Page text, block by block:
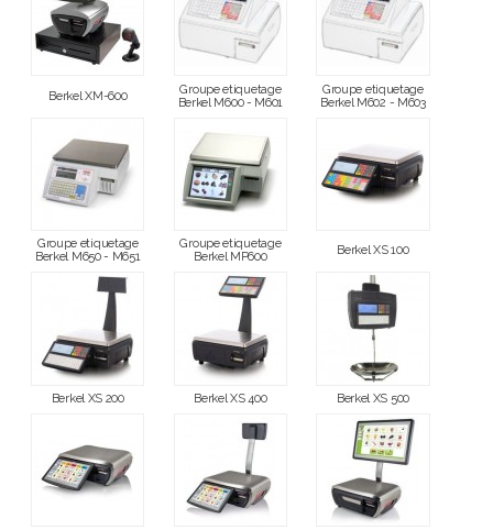
Berkel XM-600
Groupe etiquetage
Berkel M600 - M601
Groupe etiquetage
Berkel M602 - M603
Groupe etiquetage
Berkel M650 - M651
Groupe etiquetage
Berkel MP600
Berkel XS 100
Berkel XS 200 Berkel XS 400 Berkel XS 500